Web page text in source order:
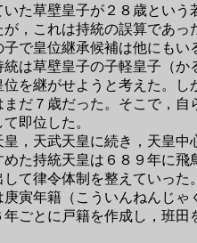
いた草壁皇子が２８歳という
が，これは持統の誤算であっ
子で皇位継承候補は他にもい
統は草壁皇子の子軽皇子（か
位を継がせようと考えた。し
まだ７歳だった。そこで，自
即位した。
，天武天皇に続き，天皇中
めた持統天皇は６８９年に飛
して律令体制を整えていった
庚寅年籍（こういんねんじゃ
年ごとに戸籍を作成し，班田